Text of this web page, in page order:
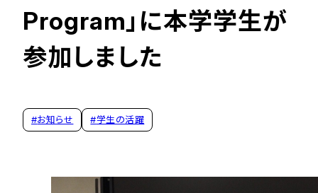
Program」に本学学生が
参加しました
#お知らせ #学生の活躍